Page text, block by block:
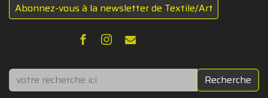
Abonnez-vous à la newsletter de Textile/Art
Rechercher Recherche